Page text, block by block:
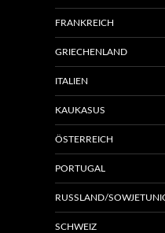
FRANKREICH
GRIECHENLAND
ITALIEN
KAUKASUS
ÖSTERREICH
PORTUGAL
RUSSLAND/
SCHWEIZ